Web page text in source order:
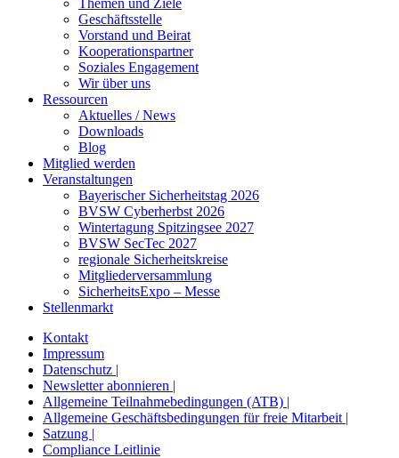
Themen und Ziele
Geschäftsstelle
Vorstand und Beirat
Kooperationspartner
Soziales Engagement
Wir über uns
Ressourcen
Aktuelles / News
Downloads
Blog
Mitglied werden
Veranstaltungen
Bayerischer Sicherheitstag 2026
BVSW Cyberherbst 2026
Wintertagung Spitzingsee 2027
BVSW SecTec 2027
regionale Sicherheitskreise
Mitgliederversammlung
SicherheitsExpo – Messe
Stellenmarkt
Kontakt
Impressum
Datenschutz |
Newsletter abonnieren |
Allgemeine Teilnahmebedingungen (ATB) |
Allgemeine Geschäftsbedingungen für freie Mitarbeit |
Satzung |
Compliance Leitlinie